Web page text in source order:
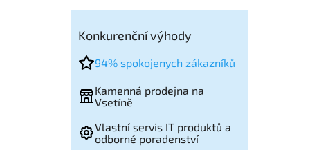
Konkurenční výhody
94% spokojenych zákazníků
Kamenná prodejna na
Vsetíně
Vlastní servis IT produktů a
odborné poradenství